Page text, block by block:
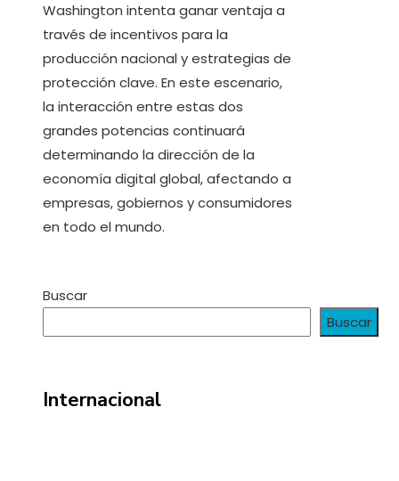
Washington intenta ganar ventaja a
través de incentivos para la
producción nacional y estrategias de
protección clave. En este escenario,
la interacción entre estas dos
grandes potencias continuará
determinando la dirección de la
economía digital global, afectando a
empresas, gobiernos y consumidores
en todo el mundo.
Buscar
Buscar
Internacional